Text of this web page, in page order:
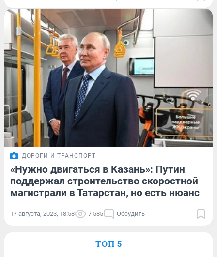
ДОРОГИ И ТРАНСПОРТ
«Нужно двигаться в Казань»: Путин
поддержал строительство скоростной
магистрали в Татарстан, но есть нюанс
17 августа, 2023, 18:58 7 585 Обсудить
ТОП 5